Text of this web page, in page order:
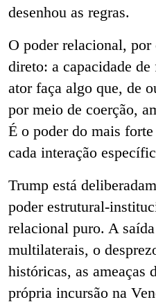
desenhou as regras.
O poder relacional,
direto: a capacidade
ator faça algo que, de
por meio de coerção,
É o poder do mais
cada interação
Trump está
poder estrutural-
relacional puro. A
multilaterais, o
históricas, as ameaças
própria incursão na